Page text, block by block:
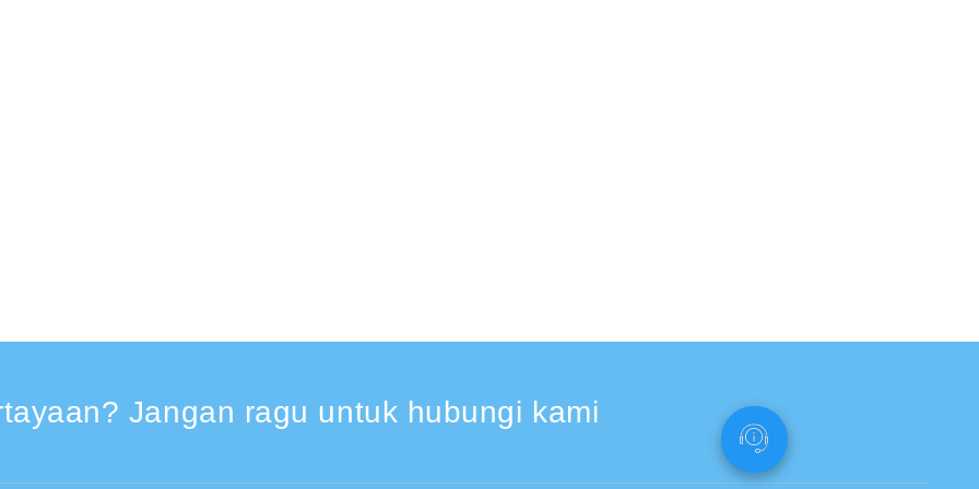
Jangan ragu untuk hubungi kami